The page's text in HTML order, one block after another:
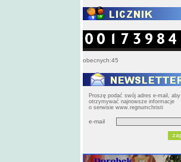
obecnych:45
Proszę podać swój adres e-mail, aby
otrzymywać najnowsze informacje
o serwisie www.regnumchristi
e-mail